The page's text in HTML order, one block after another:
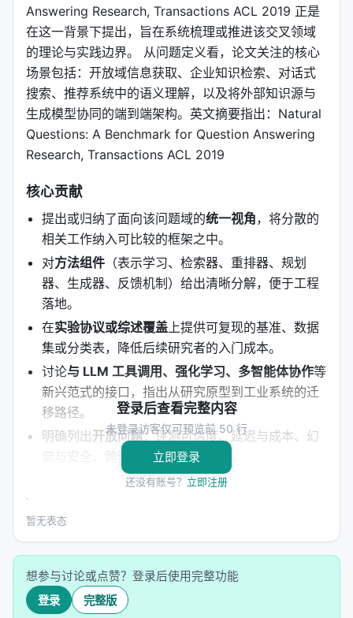
Answering Research, Transactions ACL 2019 正是
在这一背景下提出，旨在系统梳理或推进该交叉领域
的理论与实践边界。 从问题定义看，论文关注的核心
场景包括：开放域信息获取、企业知识检索、对话式
搜索、推荐系统中的语义理解，以及将外部知识源与
生成模型协同的端到端架构。英文摘要指出：Natural
Questions: A Benchmark for Question Answering
Research, Transactions ACL 2019
核心贡献
提出或归纳了面向该问题域的统一视角，将分散的
相关工作纳入可比较的框架之中。
对方法组件 （表示学习、检索器、重排器、规划
器、生成器、反馈机制）给出清晰分解，便于工程
落地。
在实验协议或综述覆盖上提供可复现的基准、数据
集或分类表，降低后续研究者的入门成本。
讨论与 LLM 工具调用、强化学习、多智能体协作等
新兴范式的接口，指出从研究原型到工业系统的迁
移路径。
明确列出开放问题：评测可信度、延迟与成本、幻
觉与安全、跨语言与多模态扩展等。
方法上，工作通常遵循「
→ 训练或构建流程 → 推理管线」四步。 1.输入与表
示：将查询、文档、用户上下文编码为稠密或稀疏表
示，或构造结构化提示； 2.核心模块：可能包含检索
器、重排器、规划器、记忆模块、工具接口等，按任
登录后查看完整内容
未登录访客仅可预览前 50 行
立即登录
还没有账号？ 立即注册
暂无表态
想参与讨论或点赞？登录后使用完整功能
登录 完整版